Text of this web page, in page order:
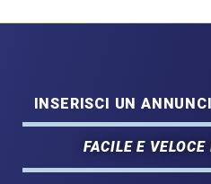
INSERISCI UN
FACILE E